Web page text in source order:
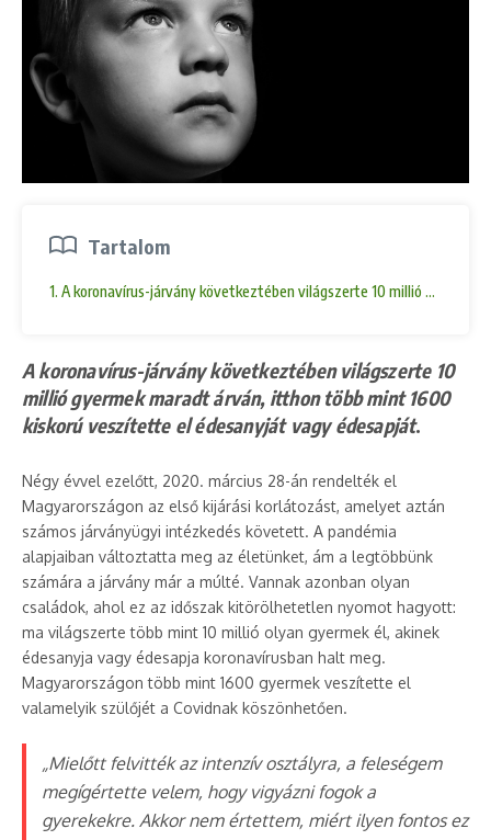
Tartalom
1. A koronavírus-járvány következtében világszerte 10 millió
A koronavírus-járvány következtében világszerte 10
millió gyermek maradt árván, itthon több mint 1600
kiskorú veszítette el édesanyját vagy édesapját.
Négy évvel ezelőtt, 2020. március 28-án rendelték el
Magyarországon az első kijárási korlátozást, amelyet aztán
számos járványügyi intézkedés követett. A pandémia
alapjaiban változtatta meg az életünket, ám a legtöbbünk
számára a járvány már a múlté. Vannak azonban olyan
családok, ahol ez az időszak kitörölhetetlen nyomot hagyott:
ma világszerte több mint 10 millió olyan gyermek él, akinek
édesanyja vagy édesapja koronavírusban halt meg.
Magyarországon több mint 1600 gyermek veszítette el
valamelyik szülőjét a Covidnak köszönhetően.
„Mielőtt felvitték az intenzív osztályra, a feleségem
megígértette velem, hogy vigyázni fogok a
gyerekekre. Akkor nem értettem, miért ilyen fontos ez